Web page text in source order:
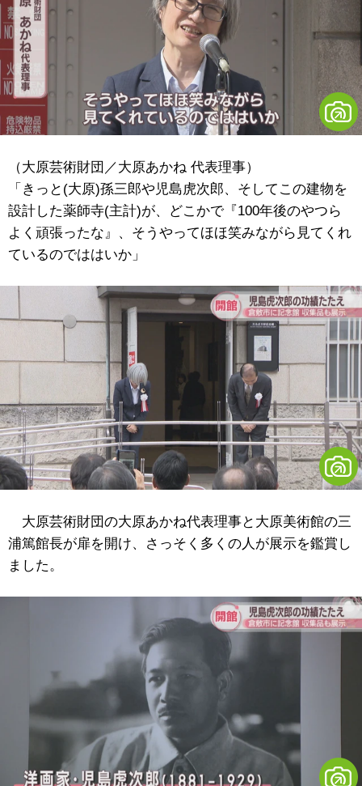
（大原芸術財団／大原あかね 代表理事）
「きっと(大原)孫三郎や児島虎次郎、そしてこの建物を
設計した薬師寺(主計)が、どこかで『100年後のやつら
よく頑張ったな』、そうやってほほ笑みながら見てくれ
ているのでははいか」
大原芸術財団の大原あかね代表理事と大原美術館の三
浦篤館長が扉を開け、さっそく多くの人が展示を鑑賞し
ました。